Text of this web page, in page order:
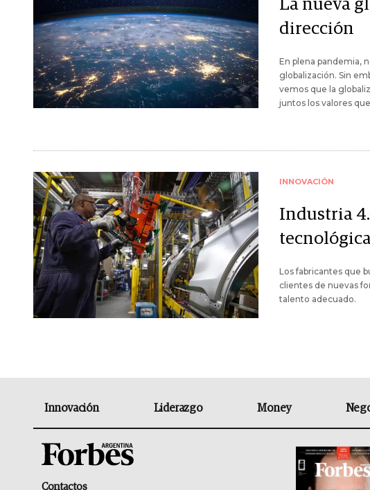
La nueva
dirección
En plena pandemia,
globalización. Sin
vemos que la
juntos los valores
INNOVACIÓN
Industria
Los fabricantes que
clientes de nuevas
talento adecuado.
Innovación Liderazgo Money
Contactos